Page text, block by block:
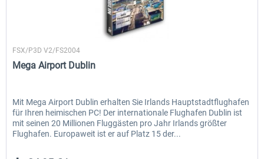
Aerosoft
FSX/P3D V2/FS2004
Mega Airport Dublin
Mit Mega Airport Dublin erhalten Sie Irlands Hauptstadtflughafen
für Ihren heimischen PC! Der internationale Flughafen Dublin ist
mit seinen 20 Millionen Fluggästen pro Jahr Irlands größter
Flughafen. Europaweit ist er auf Platz 15 der...